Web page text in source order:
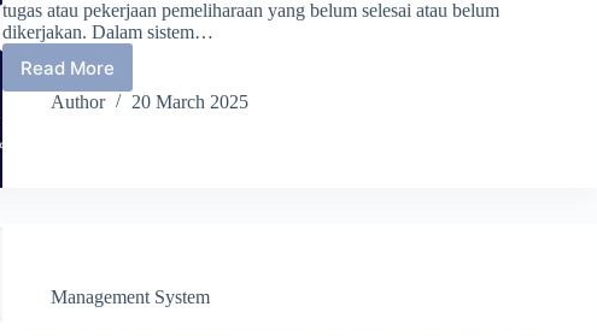
tugas atau pekerjaan pemeliharaan yang belum selesai atau belum
dikerjakan. Dalam sistem…
Read More
Apa
Itu
Author 20 March 2025
Management System